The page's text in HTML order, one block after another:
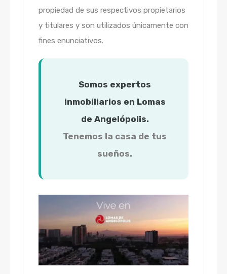
propiedad de sus respectivos propietarios
y titulares y son utilizados únicamente con
fines enunciativos.
Somos expertos
inmobiliarios en Lomas
de Angelópolis.
Tenemos la casa de tus
sueños.